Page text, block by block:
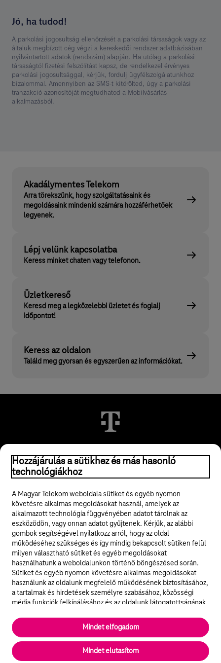
Jó, ha tudod!
A parkolási jogosultság ellenőrzését a parkolási társaságok vagy az
általuk megbízott cég végzi a kereskedői rendszer adatbázisában
nyilvántartott adatok (rendszám) alapján. Ha utólag a parkolási
társaságtól fizetési felszólítást kapsz, de rendelkezel érvényes
parkolási jogosultsággal, kérjük, fordulj ügyfélszolgálatunkhoz
bizalommal. Amennyiben az SMS-t kitörölted, úgy a parkolási
tranzakció azonosítóját megtudhatod a Mobilvásárlás
alkalmazásból.
Akadálymentes Telekom
Arra törekszünk, hogy szolgáltatásaink és
megoldásaink mindenki számára hozzáférhetőek
legyenek.
Lépj velünk kapcsolatba
Keress minket chaten vagy telefonon.
Üzletkereső
Keresd meg a legközelebbi üzletet és foglalj
időpontot!
Keress az oldalon
Találd meg gyorsan és egyszerűen az információkat.
© 2026 Magyar Telekom Nyrt.
ÁSZF
Adatvédelem
Felhívások
Közösségi média
Cookie beállítások
English
Hozzájárulás a sütikhez és más hasonló
technológiákhoz
A Magyar Telekom weboldala sütiket és egyéb nyomon
követésre alkalmas megoldásokat használ, amelyek az
alkalmazott technológia függvényében adatot tárolnak az
eszközödön, vagy onnan adatot gyűjtenek. Kérjük, az alábbi
gombok segítségével nyilatkozz arról, hogy az oldal
működéséhez szükséges és így mindig bekapcsolt sütiken felül
milyen választható sütiket és egyéb megoldásokat
használhatunk a weboldalunkon történő böngészésed során.
Sütiket és egyéb nyomon követésre alkalmas megoldásokat
használunk az oldalunk megfelelő működésének biztosításához,
a tartalmak és hirdetések személyre szabásához, közösségi
média funkciók felkínálásához és az oldalunk látogatottságának
elengedhetetlenek a weboldal működéséhez és nem lehet
kikapcsolni őket a weboldal látogatása során rendszerünkből. A
statisztikai, vagy marketing célú sütik segítségével bizonyos
esetekben az oldalhasználattal kapcsolatos információkat is
Mindet elutasítom
Mindet elfogadom